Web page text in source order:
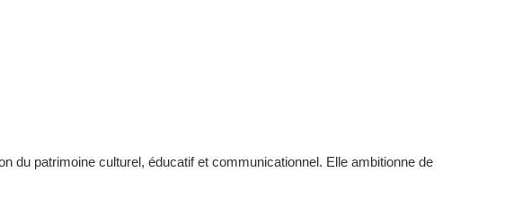
patrimoine culturel, éducatif et communicationnel. Elle ambitionne de